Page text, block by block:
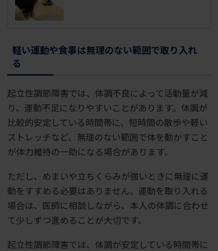
軽い運動や食事は無理のない範囲で取り入れ
る
起立性調節障害では、体調不良によって活動量が減
り、運動不足になりやすいことがあります。体調が
比較的安定している時間帯に、短時間の散歩や軽い
ストレッチなど、無理のない範囲で体を動かすこと
が体力維持の一助になる場合があります。
ただし、めまいや立ちくらみが強いときに無理に運
動をすすめる必要はありません。運動を取り入れる
場合は、医師に相談しながら、本人の体調に合わせ
て少しずつ進めることが大切です。
起立性調節障害では、体調が安定している時間帯に